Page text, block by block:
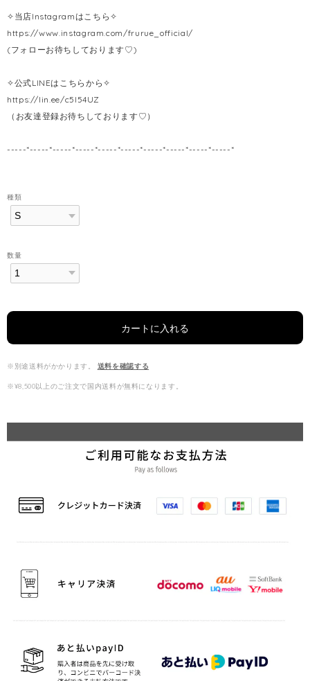
✧当店Instagramはこちら✧
https://www.instagram.com/frurue_official/
(フォローお待ちしております♡)
✧公式LINEはこちらから✧
https://lin.ee/c5l54UZ
（お友達登録お待ちしております♡）
-----*-----*-----*-----*-----*-----*-----*-----*-----*-----*
種類
数量
カートに入れる
※別途送料がかかります。 送料を確認する
※¥8,500以上のご注文で国内送料が無料になります。